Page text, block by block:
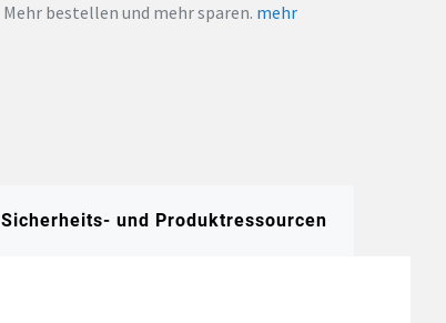
Mehr bestellen und mehr sparen. mehr
Sicherheits- und Produktressourcen